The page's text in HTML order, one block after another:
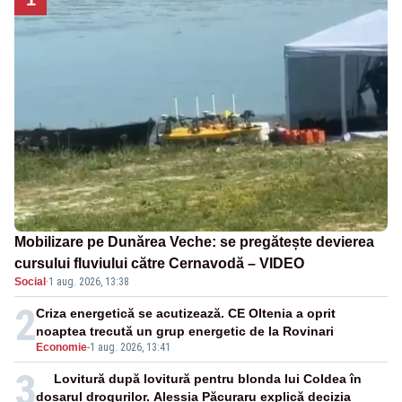
Mobilizare pe Dunărea Veche: se pregătește devierea
cursului fluviului către Cernavodă – VIDEO
Social ·1 aug. 2026, 13:38
2 Economie-1 aug. 2026, 13:41
Criza energetică se acutizează. CE Oltenia a oprit
noaptea trecută un grup energetic de la Rovinari
3
Lovitură după lovitură pentru blonda lui Coldea în
dosarul drogurilor. Alessia Păcuraru explică decizia